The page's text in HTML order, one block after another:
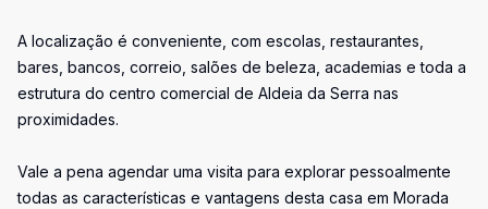
A localização é conveniente, com escolas, restaurantes,
bares, bancos, correio, salões de beleza, academias e toda a
estrutura do centro comercial de Aldeia da Serra nas
proximidades.
Vale a pena agendar uma visita para explorar pessoalmente
todas as características e vantagens desta casa em Morada